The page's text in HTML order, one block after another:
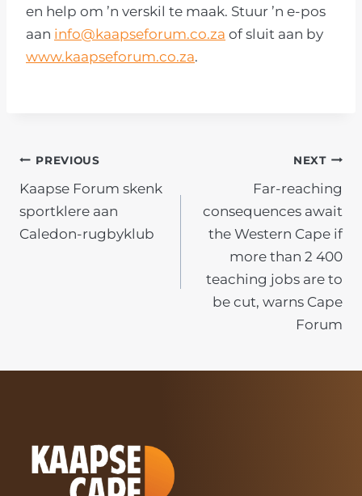
en help om ’n verskil te maak. Stuur ’n e-pos
aan info@kaapseforum.co.za of sluit aan by
www.kaapseforum.co.za.
POST
NAVIGATION
PREVIOUS
Kaapse Forum skenk
sportklere aan
Caledon-rugbyklub
NEXT
Far-reaching
consequences await
the Western Cape if
more than 2 400
teaching jobs are to
be cut, warns Cape
Forum